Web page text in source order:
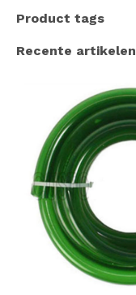
Product tags
Recente artikelen